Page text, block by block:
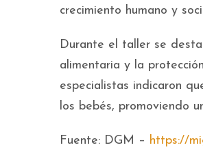
crecimiento humano y
Durante el taller se
alimentaria y la
especialistas indicaron
los bebés, promoviendo
Fuente: DGM – https://